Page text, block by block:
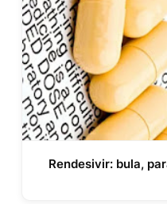
Rendesivir: bula,